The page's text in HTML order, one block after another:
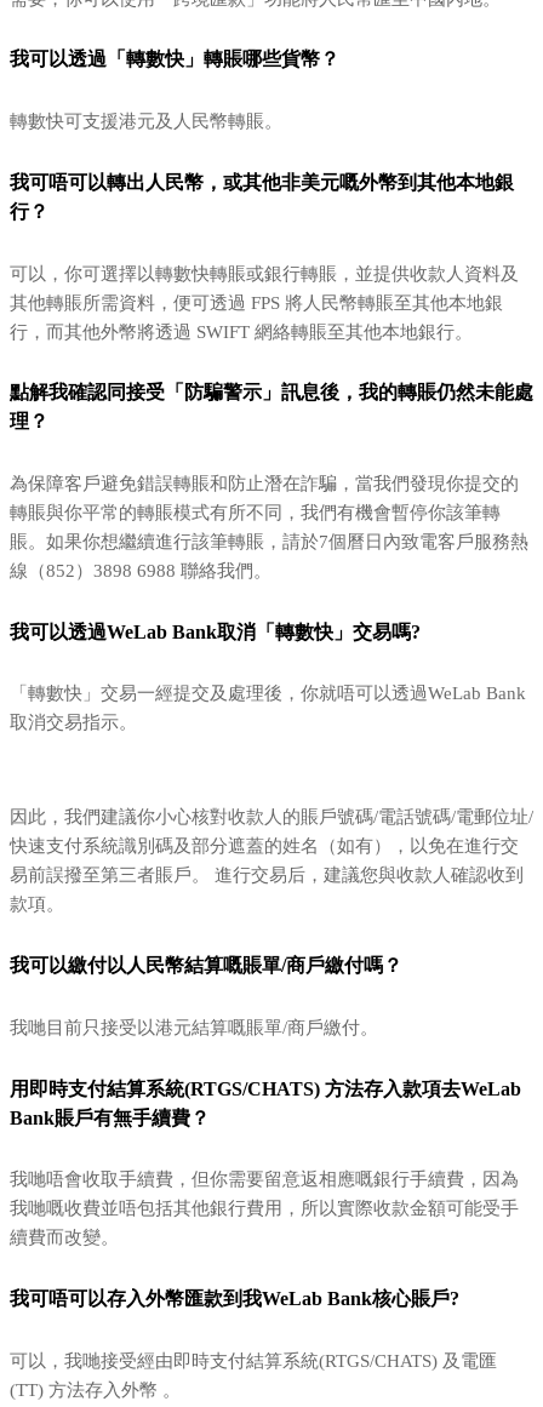
我可以透過「轉數快」轉賬哪些貨幣？
轉數快可支援港元及人民幣轉賬。
我可唔可以轉出人民幣，或其他非美元嘅外幣到其他本地銀
行？
可以，你可選擇以轉數快轉賬或銀行轉賬，並提供收款人資料及
其他轉賬所需資料，便可透過 FPS 將人民幣轉賬至其他本地銀
行，而其他外幣將透過 SWIFT 網絡轉賬至其他本地銀行。
點解我確認同接受「防騙警示」訊息後，我的轉賬仍然未能處
理？
為保障客戶避免錯誤轉賬和防止潛在詐騙，當我們發現你提交的
轉賬與你平常的轉賬模式有所不同，我們有機會暫停你該筆轉
賬。如果你想繼續進行該筆轉賬，請於7個曆日內致電客戶服務熱
線（852）3898 6988 聯絡我們。
我可以透過WeLab Bank取消「轉數快」交易嗎?
「轉數快」交易一經提交及處理後，你就唔可以透過WeLab Bank
取消交易指示。
因此，我們建議你小心核對收款人的賬戶號碼/電話號碼/電郵位址/
快速支付系統識別碼及部分遮蓋的姓名（如有），以免在進行交
易前誤撥至第三者賬戶。 進行交易后，建議您與收款人確認收到
款項。
我可以繳付以人民幣結算嘅賬單/商戶繳付嗎？
我哋目前只接受以港元結算嘅賬單/商戶繳付。
用即時支付結算系統(RTGS/CHATS) 方法存入款項去WeLab
Bank賬戶有無手續費？
我哋唔會收取手續費，但你需要留意返相應嘅銀行手續費，因為
我哋嘅收費並唔包括其他銀行費用，所以實際收款金額可能受手
續費而改變。
我可唔可以存入外幣匯款到我WeLab Bank核心賬戶?
可以，我哋接受經由即時支付結算系統(RTGS/CHATS) 及電匯
(TT) 方法存入外幣 。